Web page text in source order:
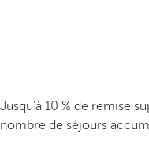
Jusqu’à 10 % de remise
nombre de séjours